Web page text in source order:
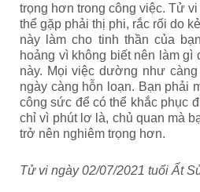
trọng hơn trong công việc. Tử
thể gặp phải thị phi, rắc rối do
này làm cho tinh thần của
hoảng vì không biết nên làm gì
này. Mọi việc dường như
ngày càng hỗn loạn. Bạn phải
công sức để có thể khắc phục
chỉ vì phút lơ là, chủ quan mà
trở nên nghiêm trọng hơn.
Tử vi ngày 02/07/2021 tuổi Ất